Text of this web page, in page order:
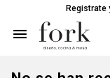
Registrate
